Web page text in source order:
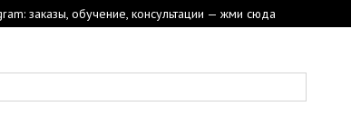
заказы, обучение, консультации — жми сюда